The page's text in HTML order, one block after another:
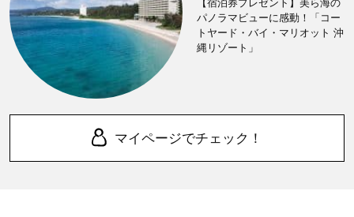
【宿泊券プレゼント】美ら海の
パノラマビューに感動！「コー
トヤード・バイ・マリオット 沖
縄リゾート」
マイページでチェック！